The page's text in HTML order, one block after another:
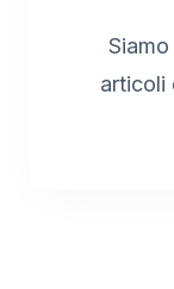
articoli